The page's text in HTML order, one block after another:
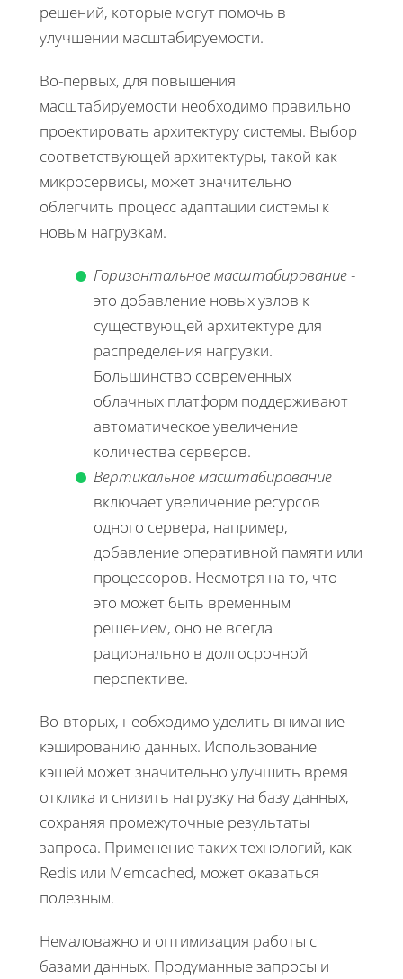
решений, которые могут помочь в
улучшении масштабируемости.
Во-первых, для повышения
масштабируемости необходимо правильно
проектировать архитектуру системы. Выбор
соответствующей архитектуры, такой как
микросервисы, может значительно
облегчить процесс адаптации системы к
новым нагрузкам.
Горизонтальное масштабирование-
это добавление новых узлов к
существующей архитектуре для
распределения нагрузки.
Большинство современных
облачных платформ поддерживают
автоматическое увеличение
количества серверов.
Вертикальное масштабирование
включает увеличение ресурсов
одного сервера, например,
добавление оперативной памяти или
процессоров. Несмотря на то, что
это может быть временным
решением, оно не всегда
рационально в долгосрочной
перспективе.
Во-вторых, необходимо уделить внимание
кэшированию данных. Использование
кэшей может значительно улучшить время
отклика и снизить нагрузку на базу данных,
сохраняя промежуточные результаты
запроса. Применение таких технологий, как
Redis или Memcached, может оказаться
полезным.
Немаловажно и оптимизация работы с
базами данных. Продуманные запросы и